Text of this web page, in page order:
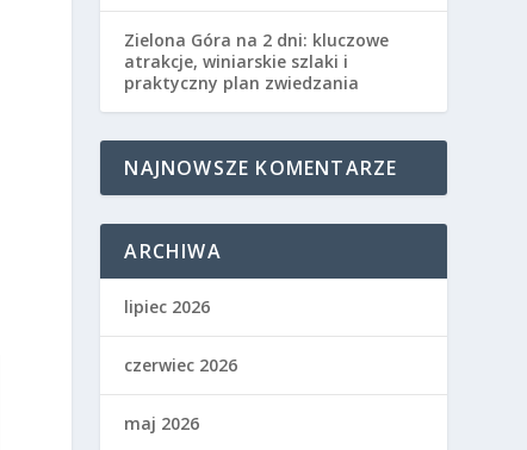
Zielona Góra na 2 dni: kluczowe
atrakcje, winiarskie szlaki i
praktyczny plan zwiedzania
NAJNOWSZE KOMENTARZE
ARCHIWA
lipiec 2026
czerwiec 2026
maj 2026